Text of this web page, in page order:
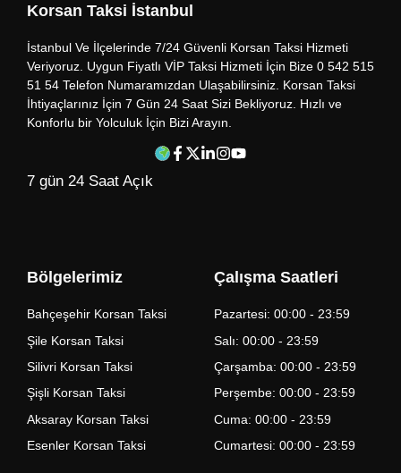
Korsan Taksi İstanbul
İstanbul Ve İlçelerinde 7/24 Güvenli Korsan Taksi Hizmeti
Veriyoruz. Uygun Fiyatlı VİP Taksi Hizmeti İçin Bize 0 542 515
51 54 Telefon Numaramızdan Ulaşabilirsiniz. Korsan Taksi
İhtiyaçlarınız İçin 7 Gün 24 Saat Sizi Bekliyoruz. Hızlı ve
Konforlu bir Yolculuk İçin Bizi Arayın.
7 gün 24 Saat Açık
Bölgelerimiz
Bahçeşehir Korsan Taksi
Şile Korsan Taksi
Silivri Korsan Taksi
Şişli Korsan Taksi
Aksaray Korsan Taksi
Esenler Korsan Taksi
Çalışma Saatleri
Pazartesi: 00:00 - 23:59
Salı: 00:00 - 23:59
Çarşamba: 00:00 - 23:59
Perşembe: 00:00 - 23:59
Cuma: 00:00 - 23:59
Cumartesi: 00:00 - 23:59